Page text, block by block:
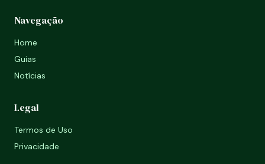
Navegação
Home
Guias
Notícias
Legal
Termos de Uso
Privacidade